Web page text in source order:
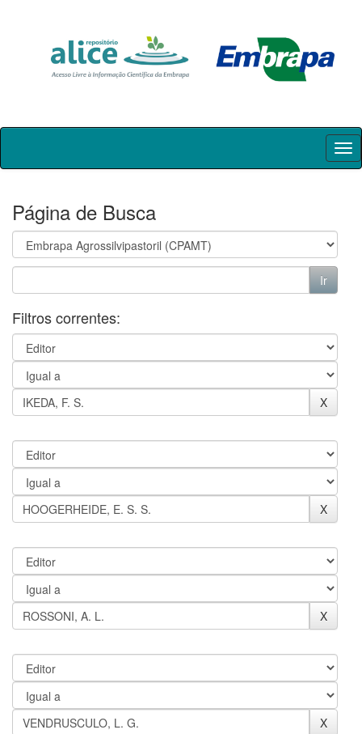
Skip
Página de Busca
Filtros correntes: